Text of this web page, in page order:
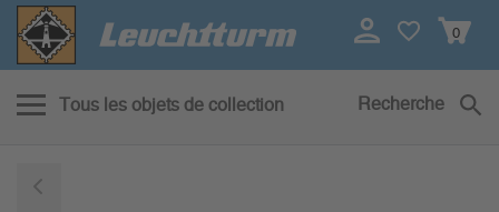
0
Tous les objets de collection Recherche